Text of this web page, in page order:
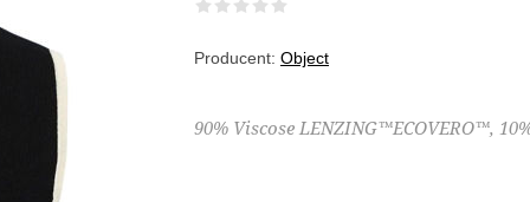
Producent: Object
90% Viscose LENZING™ECOVERO™,